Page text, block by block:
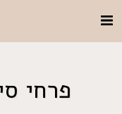
פרחי